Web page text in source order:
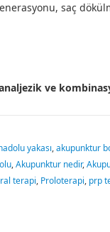
saç
ve
yakası,akupunktur
,Akupunktur nedir,
terapi, Proloterapi, prp